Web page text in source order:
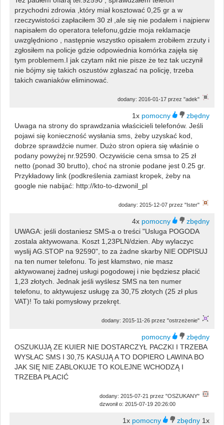
przychodni zdrowia ,który miał kosztować 0,25 gr a w
rzeczywistości zapłaciłem 30 zł ,ale się nie podałem i najpierw
napisałem do operatora telefonu,gdzie moja reklamacje
uwzględniono , następnie wszystko opisałem zrobiłem zrzuty i
zgłosiłem na policje gdzie odpowiednia komórka zajęła się
tym problemem.I jak czytam nikt nie pisze że tez tak uczynił
nie bójmy się takich oszustów zgłaszać na policję, trzeba
takich cwaniaków eliminować.
dodany: 2016-01-17 przez "adek"
1x
Uwaga na strony do sprawdzania właścicieli telefonów. Jeśli
pojawi się konieczność wysłania sms, żeby uzyskać kod,
dobrze sprawdźcie numer. Dużo stron opiera się właśnie o
podany powyżej nr.92590. Oczywiście cena smsa to 25 zł
netto (ponad 30 brutto), choć na stronie podane jest 0.25 gr.
Przykładowy link (podkreślenia zamiast kropek, żeby na
google nie nabijać: http://kto-to-dzwonil_pl
dodany: 2015-12-07 przez "Ister"
4x
UWAGA: jeśli dostaniesz SMS-a o treści "Usluga POGODA
zostala aktywowana. Koszt 1,23PLN/dzien. Aby wylaczyc
wyslij AG.STOP na 92590", to za żadne skarby NIE ODPISUJ
na ten numer telefonu. To jest kłamstwo, nie masz
aktywowanej żadnej usługi pogodowej i nie będziesz płacić
1,23 złotych. Jednak jeśli wyślesz SMS na ten numer
telefonu, to aktywujesz usługę za 30,75 złotych (25 zł plus
VAT)! To taki pomysłowy przekręt.
dodany: 2015-11-26 przez "ostrzeżenie"
OSZUKUJĄ ZE KUIER NIE DOSTARCZYŁ PACZKI I TRZEBA
WYSŁAC SMS I 30,75 KASUJĄ A TO DOPIERO LAWINA BO
JAK SIĘ NIE ZABLOKUJE TO KOLEJNE WCHODZĄ I
TRZEBA PŁACIĆ
dodany: 2015-07-21 przez "OSZUKANY"
dzwonił o: 2015-07-19 20:26:00
1x
1x